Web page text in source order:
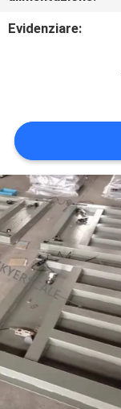
CASI
MAPPA
DEL
SITO
PRIVACY
POLICY
Evidenziare: